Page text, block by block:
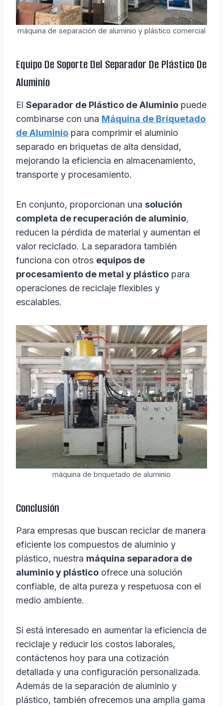
máquina de separación de aluminio y plástico comercial
Equipo De Soporte Del Separador De Plástico De
Aluminio
El Separador de Plástico de Aluminio puede
combinarse con una Máquina de Briquetado
de Aluminio para comprimir el aluminio
separado en briquetas de alta densidad,
mejorando la eficiencia en almacenamiento,
transporte y procesamiento.
En conjunto, proporcionan una solución
completa de recuperación de aluminio,
reducen la pérdida de material y aumentan el
valor reciclado. La separadora también
funciona con otros equipos de
procesamiento de metal y plástico para
operaciones de reciclaje flexibles y
escalables.
máquina de briquetado de aluminio
Conclusión
Para empresas que buscan reciclar de manera
eficiente los compuestos de aluminio y
plástico, nuestra máquina separadora de
aluminio y plástico ofrece una solución
confiable, de alta pureza y respetuosa con el
medio ambiente.
Si está interesado en aumentar la eficiencia de
reciclaje y reducir los costos laborales,
contáctenos hoy para una cotización
detallada y una configuración personalizada.
Además de la separación de aluminio y
plástico, también ofrecemos una amplia gama